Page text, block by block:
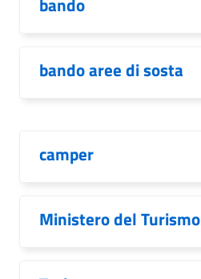
bando aree di sosta
camper
Ministero del Turismo